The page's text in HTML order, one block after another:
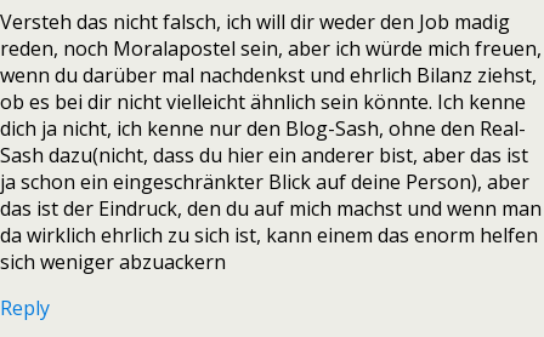
Versteh das nicht falsch, ich will dir weder den Job madig
reden, noch Moralapostel sein, aber ich würde mich freuen,
wenn du darüber mal nachdenkst und ehrlich Bilanz ziehst,
ob es bei dir nicht vielleicht ähnlich sein könnte. Ich kenne
dich ja nicht, ich kenne nur den Blog-Sash, ohne den Real-
Sash dazu(nicht, dass du hier ein anderer bist, aber das ist
ja schon ein eingeschränkter Blick auf deine Person), aber
das ist der Eindruck, den du auf mich machst und wenn man
da wirklich ehrlich zu sich ist, kann einem das enorm helfen
sich weniger abzuackern
Reply